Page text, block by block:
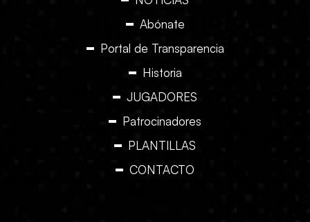
Abónate
Portal de Transparencia
Historia
JUGADORES
Patrocinadores
PLANTILLAS
CONTACTO